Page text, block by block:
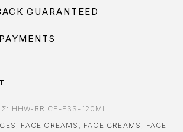
GUARANTEED
HHW-BRICE-ESS-120ML
, FACE CREAMS , FACE CREAMS , FACE